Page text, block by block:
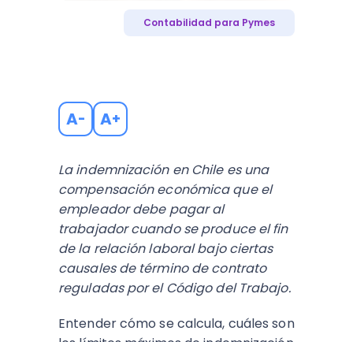
Contabilidad para Pymes
A- A+
La indemnización en Chile es una
compensación económica que el
empleador debe pagar al
trabajador cuando se produce el fin
de la relación laboral bajo ciertas
causales de término de contrato
reguladas por el Código del Trabajo.
Entender cómo se calcula, cuáles son